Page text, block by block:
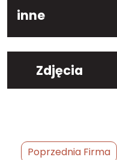
inne
Zdjęcia
Poprzednia Firma